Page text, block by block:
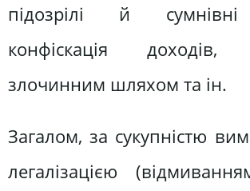
підозрілі й сумнівні
конфіскація доходів,
злочинним шляхом та ін.
Загалом, за сукупністю
легалізацією